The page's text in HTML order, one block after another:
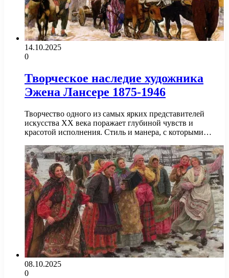
14.10.2025
0
Творческое наследие художника
Эжена Лансере 1875-1946
Творчество одного из самых ярких представителей
искусства XX века поражает глубиной чувств и
красотой исполнения. Стиль и манера, с которыми…
08.10.2025
0